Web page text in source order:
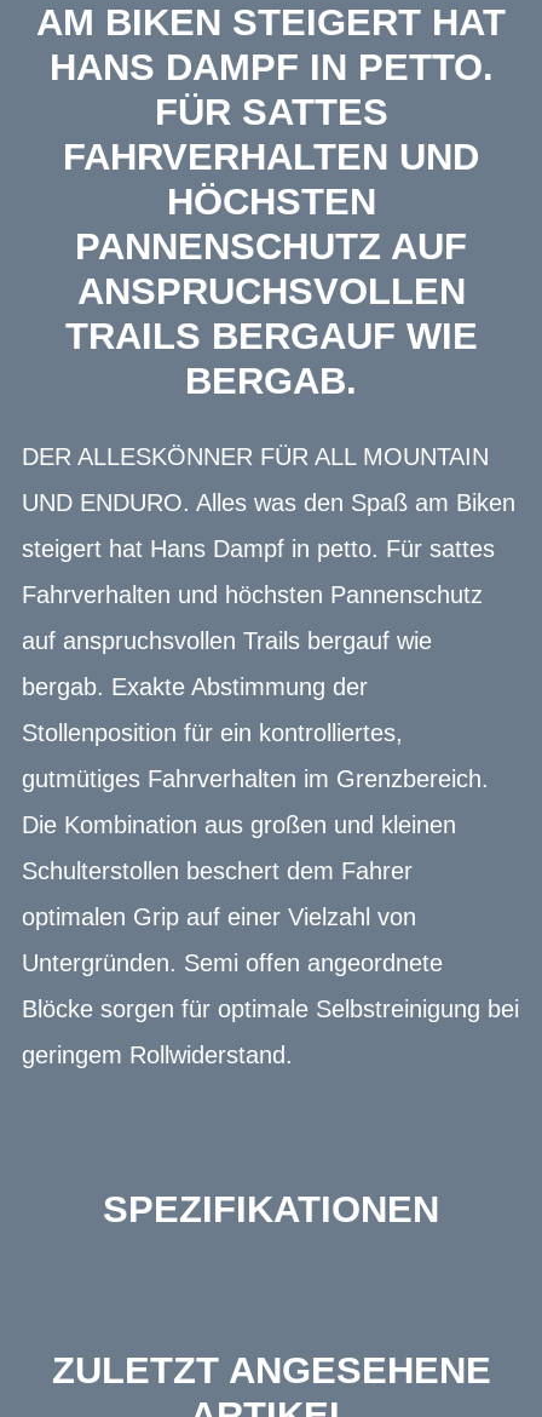
M BIKEN STEIGERT HAT H
ANS DAMPF IN PETTO. F
ÜR SATTES F
AHRVERHALTEN UND H
ÖCHSTEN P
ANNENSCHUTZ AUF A
NSPRUCHSVOLLEN T
RAILS BERGAUF WIE B
ERGAB.
DER ALLESKÖNNER FÜR ALL MOUNTAIN
UND ENDURO. Alles was den Spaß am Biken
steigert hat Hans Dampf in petto. Für sattes
Fahrverhalten und höchsten Pannenschutz
auf anspruchsvollen Trails bergauf wie
bergab. Exakte Abstimmung der
Stollenposition für ein kontrolliertes,
gutmütiges Fahrverhalten im Grenzbereich.
Die Kombination aus großen und kleinen
Schulterstollen beschert dem Fahrer
optimalen Grip auf einer Vielzahl von
Untergründen. Semi offen angeordnete
Blöcke sorgen für optimale Selbstreinigung bei
geringem Rollwiderstand.
SPEZIFIKATIONEN
ZULETZT ANGESEHENE